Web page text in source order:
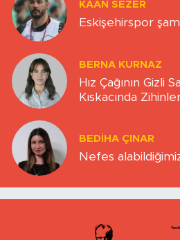
KAAN SEZER
Eskişehirspor
BERNA KURNAZ
Hız Çağının Gizli
Kıskacında
BEDIHA ÇINAR
Nefes